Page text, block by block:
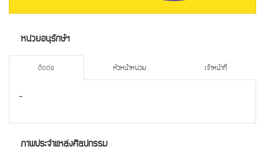
หน่วยอนุรักษ์ฯ
ติดต่อ หัวหน้าหน่วย เจ้าหน้าที่
-
ภาพประจำแหล่งศิลปกรรม